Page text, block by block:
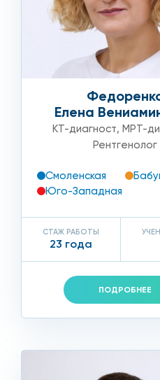
обязательно
Возникшие вопросы по
Елена
КТ-диагност,МРТ-
Рентгенолог
Смоленская
Юго-Западная
СТАЖ РАБОТЫ
23 года
ПОДРОБНЕЕ